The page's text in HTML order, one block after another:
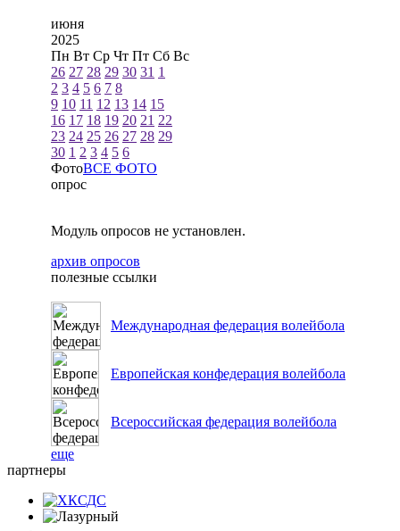
июня
2025
Пн Вт Ср Чт Пт Сб Вс
26 27 28 29 30 31 1
2 3 4 5 6 7 8
9 10 11 12 13 14 15
16 17 18 19 20 21 22
23 24 25 26 27 28 29
30 1 2 3 4 5 6
ФотоВСЕ ФОТО
опрос
Модуль опросов не установлен.
архив опросов
полезные ссылки
Международная федерация волейбола
Европейская конфедерация волейбола
Всероссийская федерация волейбола
еще
партнеры